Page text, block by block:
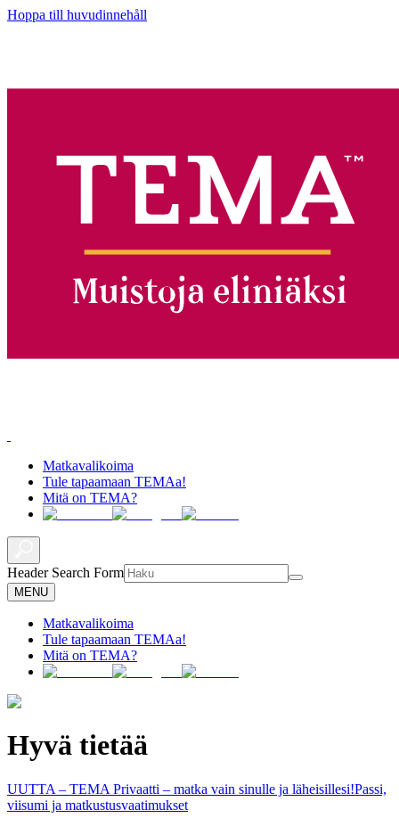
Hoppa till huvudinnehåll
Matkavalikoima
Tule tapaamaan TEMAa!
Mitä on TEMA?
Header Search Form
MENU
Matkavalikoima
Tule tapaamaan TEMAa!
Mitä on TEMA?
Hyvä tietää
UUTTA – TEMA Privaatti – matka vain sinulle ja läheisillesi!Passi,
viisumi ja matkustusvaatimukset